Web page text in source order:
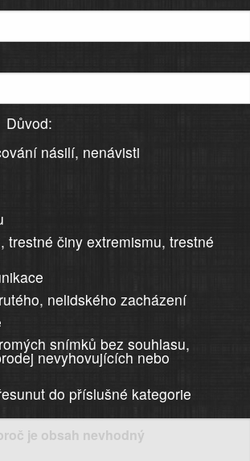
Důvod:
násilí, nenávisti
trestné činy extremismu, trestné
nelidského zacházení
snímků bez souhlasu,
nevyhovujících nebo
do příslušné kategorie